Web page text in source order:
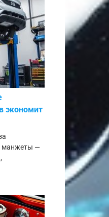
экономит
манжеты —